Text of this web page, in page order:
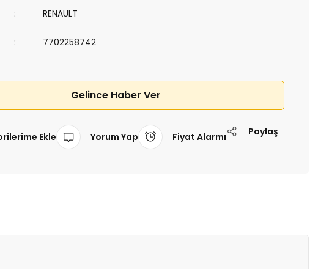
RENAULT
7702258742
Gelince Haber Ver
Yorum Yap Fiyat Alarmı Paylaş